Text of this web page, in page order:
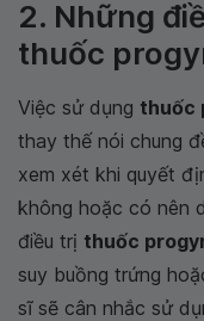
2. Những
thuốc
Việc sử dụng thuốc
thay thế nói chung
xem xét khi quyết
không hoặc có nên
điều trị thuốc
suy buồng trứng
sĩ sẽ cân nhắc sử